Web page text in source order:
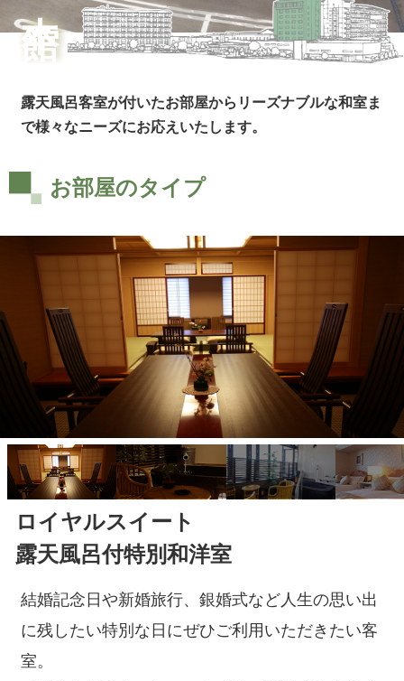
露天風呂客室が付いたお部屋からリーズナブルな和室ま
で様々なニーズにお応えいたします。
お部屋のタイプ
ロイヤルスイート
露天風呂付特別和洋室
結婚記念日や新婚旅行、銀婚式など人生の思い出
に残したい特別な日にぜひご利用いただきたい客
室。